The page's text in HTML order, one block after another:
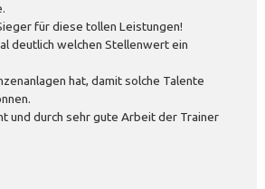
für diese tollen Leistungen!
deutlich welchen Stellenwert ein
hat, damit solche Talente
und durch sehr gute Arbeit der Trainer